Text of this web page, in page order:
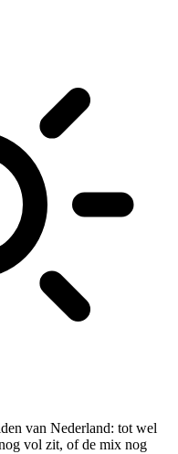
van Nederland: tot wel
vol zit, of de mix nog